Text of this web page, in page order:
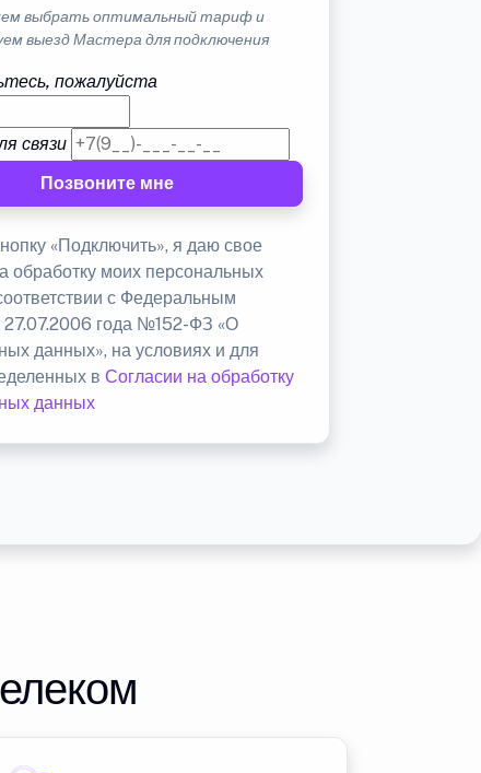
выбрать оптимальный тариф и
выезд Мастера для подключения
пожалуйста
связи
Позвоните мне
«Подключить», я даю свое
обработку моих персональных
с Федеральным
27.07.2006 года №152-ФЗ «О
данных», на условиях и для
вСогласии на обработку
данных